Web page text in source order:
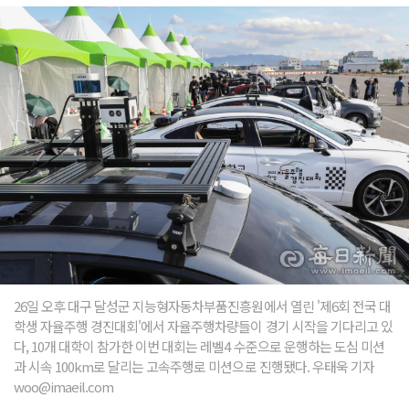
26일 오후 대구 달성군 지능형자동차부품진흥원에서 열린 '제6회 전국 대
학생 자율주행 경진대회'에서 자율주행차량들이 경기 시작을 기다리고 있
다, 10개 대학이 참가한 이번 대회는 레벨4 수준으로 운행하는 도심 미션
과 시속 100km로 달리는 고속주행로 미션으로 진행됐다. 우태욱 기자
woo@imaeil.com